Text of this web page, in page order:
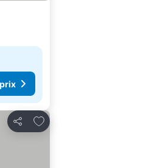
Partager
Ajouter à mes favoris